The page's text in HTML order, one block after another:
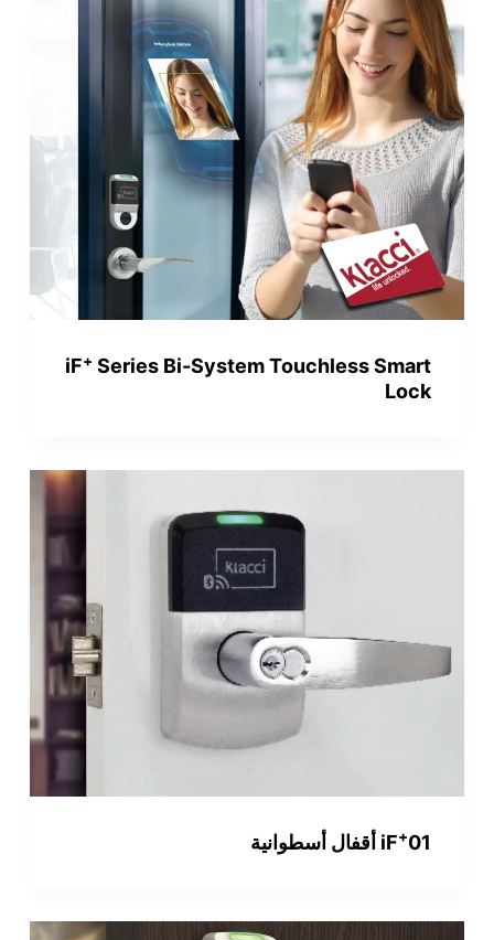
iF+ Series Bi-System Touchless Smart
Lock
iF+01 أقفال أسطوانية